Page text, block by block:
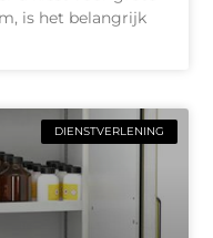
is het belangrijk
DIENSTVERLENING